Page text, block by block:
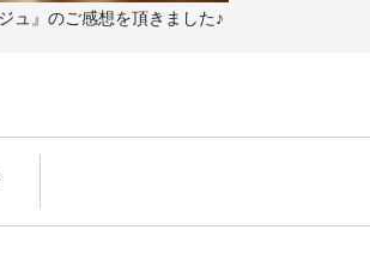
ュ』のご感想を頂きました♪